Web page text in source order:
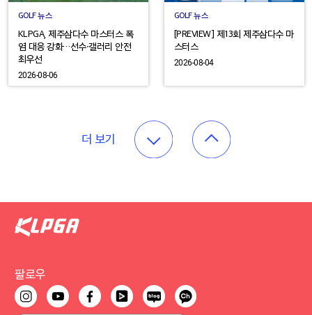
GOLF 뉴스
KLPGA, 제주삼다수 마스터스 폭
염 대응 강화…선수·갤러리 안전
최우선
2026-08-06
GOLF 뉴스
[PREVIEW] 제13회 제주삼다수 마
스터스
2026-08-04
더 보기
팔로우